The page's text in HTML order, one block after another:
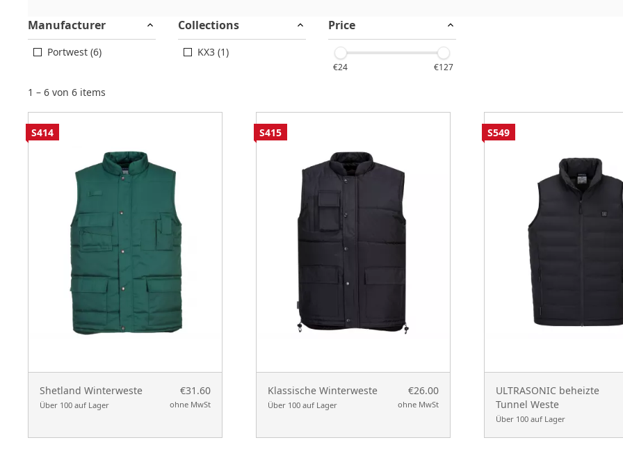
Manufacturer
Portwest (6)
Collections
KX3 (1)
Price
€24 €127
1 – 6 von 6 items
Shetland Winterweste
Über 100 auf Lager
€31.60
ohne MwSt
S414
Klassische Winterweste
Über 100 auf Lager
€26.00
ohne MwSt
S415
ULTRASONIC beheizte
Tunnel Weste
Über 100 auf Lager
S549